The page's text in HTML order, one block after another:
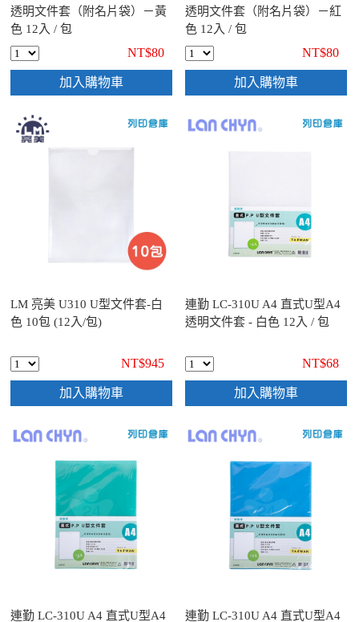
透明文件套（附名片袋）－黃
色 12入 / 包
NT$80
加入購物車
透明文件套（附名片袋）－紅
色 12入 / 包
NT$80
加入購物車
LM 亮美 U310 U型文件套-白
色 10包 (12入/包)
NT$945
加入購物車
連勤 LC-310U A4 直式U型A4
透明文件套 - 白色 12入 / 包
NT$68
加入購物車
連勤 LC-310U A4 直式U型A4 連勤 LC-310U A4 直式U型A4